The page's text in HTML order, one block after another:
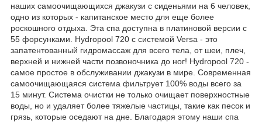
наших самоочищающихся джакузи с сиденьями на 6 человек,
одно из которых - капитанское место для еще более
роскошного отдыха. Эта спа доступна в платиновой версии с
55 форсунками. Hydropool 720 с системой Versa - это
запатентованный гидромассаж для всего тела, от шеи, плеч,
верхней и нижней части позвоночника до ног! Hydropool 720 -
самое простое в обслуживании джакузи в мире. Современная
самоочищающаяся система фильтрует 100% воды всего за
15 минут. Система очистки не только очищает поверхностные
воды, но и удаляет более тяжелые частицы, такие как песок и
грязь, которые оседают на дне. Благодаря этому наши спа